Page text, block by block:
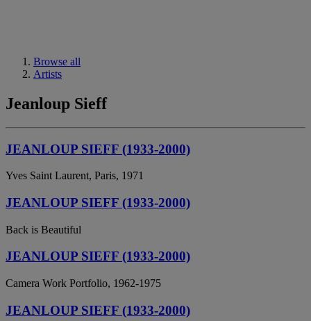
Browse all
Artists
Jeanloup Sieff
JEANLOUP SIEFF (1933-2000)
Yves Saint Laurent, Paris, 1971
JEANLOUP SIEFF (1933-2000)
Back is Beautiful
JEANLOUP SIEFF (1933-2000)
Camera Work Portfolio, 1962-1975
JEANLOUP SIEFF (1933-2000)